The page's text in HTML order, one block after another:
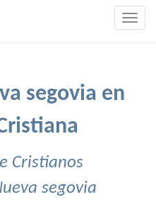
segovia en
Cristianos
segovia